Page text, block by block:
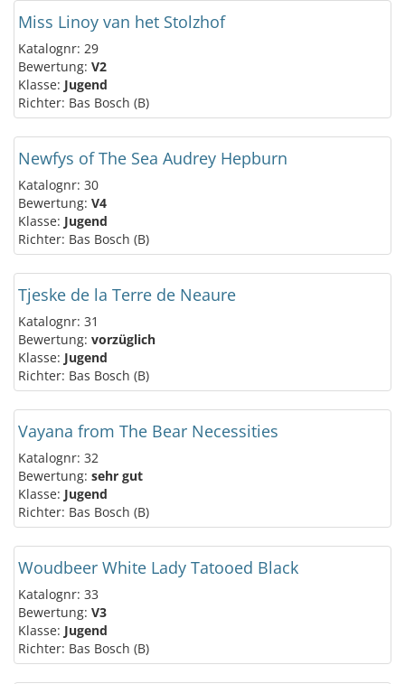
Miss Linoy van het Stolzhof
Katalognr: 29
Bewertung: V2
Klasse: Jugend
Richter: Bas Bosch (B)
Newfys of The Sea Audrey Hepburn
Katalognr: 30
Bewertung: V4
Klasse: Jugend
Richter: Bas Bosch (B)
Tjeske de la Terre de Neaure
Katalognr: 31
Bewertung: vorzüglich
Klasse: Jugend
Richter: Bas Bosch (B)
Vayana from The Bear Necessities
Katalognr: 32
Bewertung: sehr gut
Klasse: Jugend
Richter: Bas Bosch (B)
Woudbeer White Lady Tatooed Black
Katalognr: 33
Bewertung: V3
Klasse: Jugend
Richter: Bas Bosch (B)